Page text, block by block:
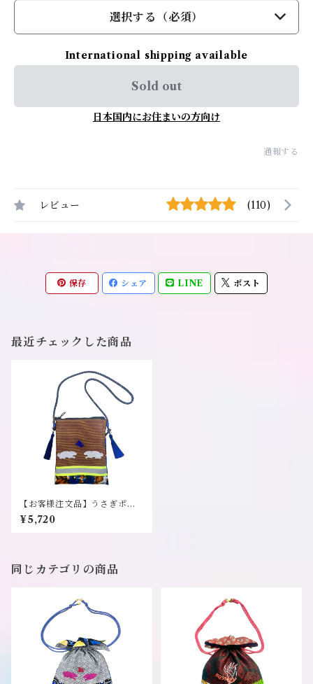
選択する（必須）
International shipping available
Sold out
日本国内にお住まいの方向け
通報する
レビュー (110)
保存 シェア LINE ポスト
最近チェックした商品
【お客様注文品】うさぎポシ
ェット《オフクワケ》
¥5,720
同じカテゴリの商品